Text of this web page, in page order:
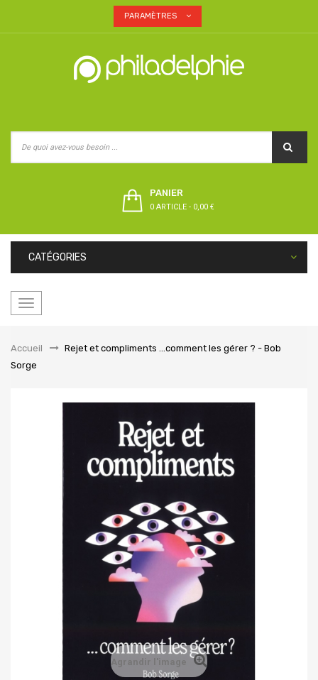
PARAMÈTRES
PANIER
0 ARTICLE - 0,00 €
CATÉGORIES
Basculer
Accueil
&gt;Rejet et compliments ...comment les gérer ? - Bob
Sorge
Agrandir l'image